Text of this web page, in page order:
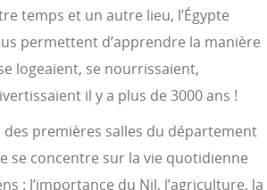
temps et un autre lieu, l’Égypte
permettent d’apprendre la manière
logeaient, se nourrissaient,
il y a plus de 3000 ans !
premières salles du département
se concentre sur la vie quotidienne
: l’importance du Nil, l’agriculture, la